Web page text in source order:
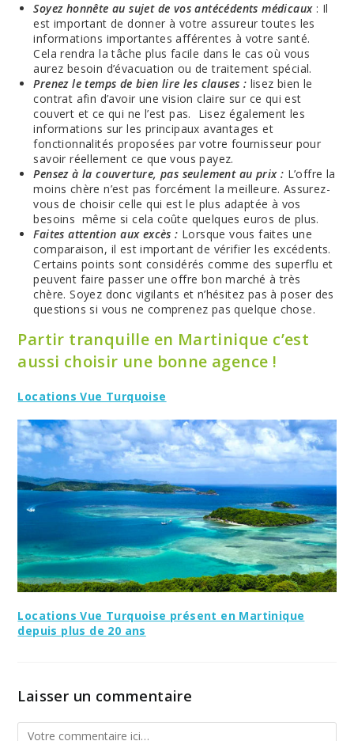
Soyez honnête au sujet de vos antécédents médicaux : Il
est important de donner à votre assureur toutes les
informations importantes afférentes à votre santé.
Cela rendra la tâche plus facile dans le cas où vous
aurez besoin d’évacuation ou de traitement spécial.
Prenez le temps de bien lire les clauses : lisez bien le
contrat afin d’avoir une vision claire sur ce qui est
couvert et ce qui ne l’est pas. Lisez également les
informations sur les principaux avantages et
fonctionnalités proposées par votre fournisseur pour
savoir réellement ce que vous payez.
Pensez à la couverture, pas seulement au prix : L’offre la
moins chère n’est pas forcément la meilleure. Assurez-
vous de choisir celle qui est le plus adaptée à vos
besoins même si cela coûte quelques euros de plus.
Faites attention aux excès : Lorsque vous faites une
comparaison, il est important de vérifier les excédents.
Certains points sont considérés comme des superflu et
peuvent faire passer une offre bon marché à très
chère. Soyez donc vigilants et n’hésitez pas à poser des
questions si vous ne comprenez pas quelque chose.
Partir tranquille en Martinique c’est
aussi choisir une bonne agence !
Locations Vue Turquoise
Locations Vue Turquoise présent en Martinique
depuis plus de 20 ans
Laisser un commentaire
Comment